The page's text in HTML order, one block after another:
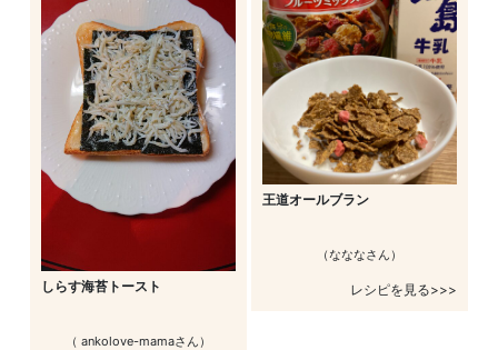
しらす海苔トースト
（ ankolove-mamaさん）
王道オールブラン
（なななさん）
レシピを見る>>>